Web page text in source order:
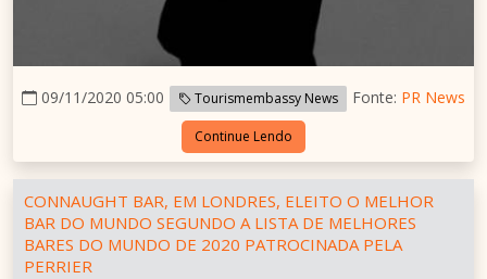
09/11/2020 05:00 Tourismembassy News Fonte: PR News
Continue Lendo
CONNAUGHT BAR, EM LONDRES, ELEITO O MELHOR
BAR DO MUNDO SEGUNDO A LISTA DE MELHORES
BARES DO MUNDO DE 2020 PATROCINADA PELA
PERRIER